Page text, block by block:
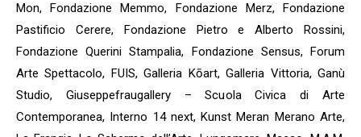
Mon, Fondazione Memmo, Fondazione Merz, Fondazione
Pastificio Cerere, Fondazione Pietro e Alberto Rossini,
Fondazione Querini Stampalia, Fondazione Sensus, Forum
Arte Spettacolo, FUIS, Galleria Kōart, Galleria Vittoria, Ganù
Studio, Giuseppefraugallery – Scuola Civica di Arte
Contemporanea, Interno 14 next, Kunst Meran Merano Arte,